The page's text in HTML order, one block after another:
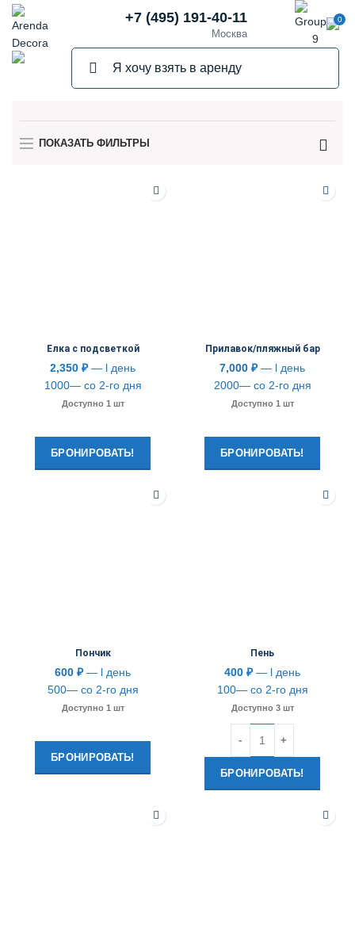
+7 (495) 191-40-11
Москва
0
ПОКАЗАТЬ ФИЛЬТРЫ
Елка с подсветкой
2,350 ₽— l день
1000— со 2-го дня
Доступно 1 шт
БРОНИРОВАТЬ!
Прилавок/пляжный бар
7,000 ₽— l день
2000— со 2-го дня
Доступно 1 шт
БРОНИРОВАТЬ!
Пончик
600 ₽— l день
500— со 2-го дня
Доступно 1 шт
БРОНИРОВАТЬ!
Пень
400 ₽— l день
100— со 2-го дня
Доступно 3 шт
БРОНИРОВАТЬ!